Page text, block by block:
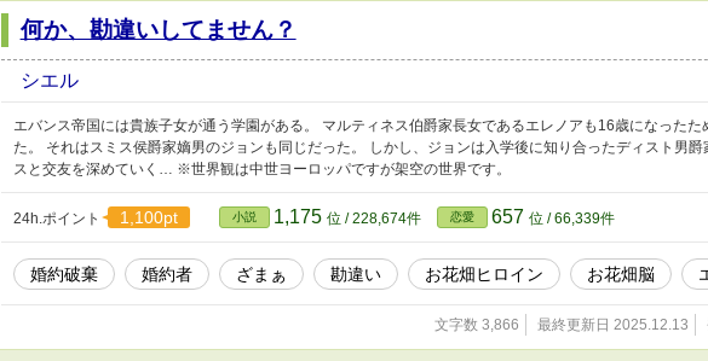
何か、勘違いしてません？
シエル
エバンス帝国には貴族子女が通う学園がある。 マルティネス伯爵家長女であるエレノアも16歳になったた
た。 それはスミス侯爵家嫡男のジョンも同じだった。 しかし、ジョンは入学後に知り合ったディスト男爵
スと交友を深めていく… ※世界観は中世ヨーロッパですが架空の世界です。
24h.ポイント 1,100pt 小説 1,175 位 / 228,674件 恋愛 657 位 / 66,339件
婚約破棄 婚約者 ざまぁ 勘違い お花畑ヒロイン お花畑脳
文字数 3,866 最終更新日 2025.12.13